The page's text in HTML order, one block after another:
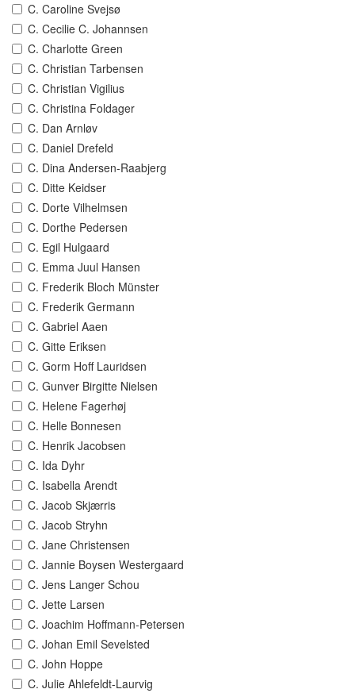
C. Caroline Svejsø
C. Cecilie C. Johannsen
C. Charlotte Green
C. Christian Tarbensen
C. Christian Vigilius
C. Christina Foldager
C. Dan Arnløv
C. Daniel Drefeld
C. Dina Andersen-Raabjerg
C. Ditte Keidser
C. Dorte Vilhelmsen
C. Dorthe Pedersen
C. Egil Hulgaard
C. Emma Juul Hansen
C. Frederik Bloch Münster
C. Frederik Germann
C. Gabriel Aaen
C. Gitte Eriksen
C. Gorm Hoff Lauridsen
C. Gunver Birgitte Nielsen
C. Helene Fagerhøj
C. Helle Bonnesen
C. Henrik Jacobsen
C. Ida Dyhr
C. Isabella Arendt
C. Jacob Skjærris
C. Jacob Stryhn
C. Jane Christensen
C. Jannie Boysen Westergaard
C. Jens Langer Schou
C. Jette Larsen
C. Joachim Hoffmann-Petersen
C. Johan Emil Sevelsted
C. John Hoppe
C. Julie Ahlefeldt-Laurvig